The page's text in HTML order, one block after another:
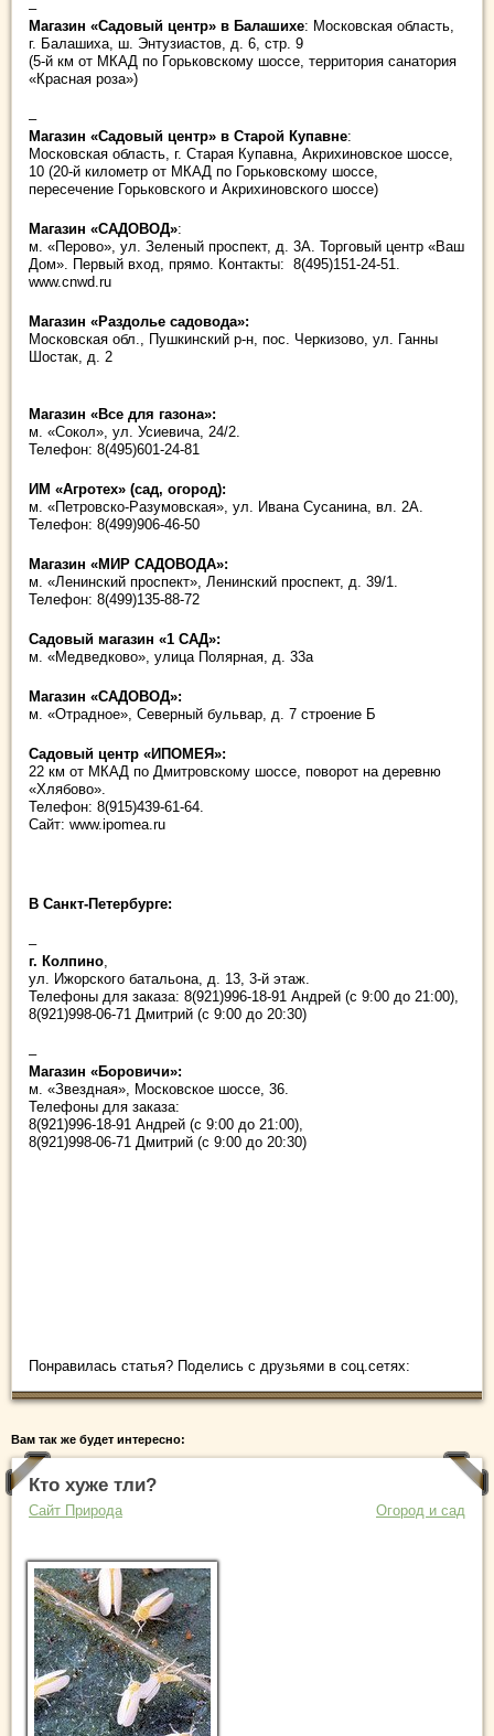
–
Магазин «Садовый центр» в Балашихе: Московская область,
г. Балашиха, ш. Энтузиастов, д. 6, стр. 9
(5-й км от МКАД по Горьковскому шоссе, территория санатория
«Красная роза»)
–
Магазин «Садовый центр» в Старой Купавне:
Московская область, г. Старая Купавна, Акрихиновское шоссе,
10 (20-й километр от МКАД по Горьковскому шоссе,
пересечение Горьковского и Акрихиновского шоссе)
Магазин «САДОВОД»:
м. «Перово», ул. Зеленый проспект, д. 3А. Торговый центр «Ваш
Дом». Первый вход, прямо. Контакты: 8(495)151-24-51.
www.cnwd.ru
Магазин «Раздолье садовода»:
Московская обл., Пушкинский р-н, пос. Черкизово, ул. Ганны
Шостак, д. 2
Магазин «Все для газона»:
м. «Сокол», ул. Усиевича, 24/2.
Телефон: 8(495)601-24-81
ИМ «Агротех» (сад, огород):
м. «Петровско-Разумовская», ул. Ивана Сусанина, вл. 2А.
Телефон: 8(499)906-46-50
Магазин «МИР САДОВОДА»:
м. «Ленинский проспект», Ленинский проспект, д. 39/1.
Телефон: 8(499)135-88-72
Садовый магазин «1 САД»:
м. «Медведково», улица Полярная, д. 33а
Магазин «САДОВОД»:
м. «Отрадное», Северный бульвар, д. 7 строение Б
Садовый центр «ИПОМЕЯ»:
22 км от МКАД по Дмитровскому шоссе, поворот на деревню
«Хлябово».
Телефон: 8(915)439-61-64.
Сайт: www.ipomea.ru
В Санкт-Петербурге:
–
г. Колпино,
ул. Ижорского батальона, д. 13, 3-й этаж.
Телефоны для заказа: 8(921)996-18-91 Андрей (с 9:00 до 21:00),
8(921)998-06-71 Дмитрий (с 9:00 до 20:30)
–
Магазин «Боровичи»:
м. «Звездная», Московское шоссе, 36.
Телефоны для заказа:
8(921)996-18-91 Андрей (с 9:00 до 21:00),
8(921)998-06-71 Дмитрий (с 9:00 до 20:30)
Понравилась статья? Поделись с друзьями в соц.сетях:
Вам так же будет интересно:
Кто хуже тли?
Сайт Природа Огород и сад